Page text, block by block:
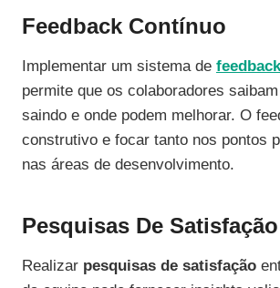
Feedback Contínuo
Implementar um sistema de feedback
permite que os colaboradores
saindo e onde podem melhorar. O
construtivo e focar tanto nos pontos
nas áreas de desenvolvimento.
Pesquisas De Satisfação
Realizar pesquisas de satisfação